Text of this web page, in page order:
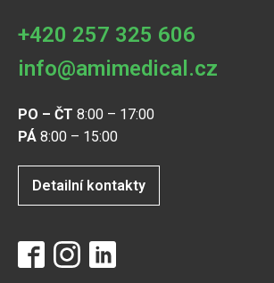
+420 257 325 606
info@amimedical.cz
PO – ČT 8:00 – 17:00
PÁ 8:00 – 15:00
Detailní kontakty